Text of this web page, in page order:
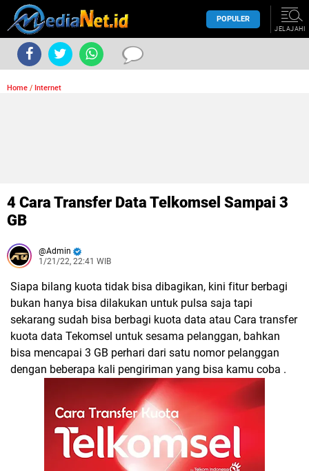
POPULER
JELAJAHI
Home / Internet
4 Cara Transfer Data Telkomsel Sampai 3
GB
Admin
1/21/22, 22:41 WIB
Siapa bilang kuota tidak bisa dibagikan, kini fitur berbagi
bukan hanya bisa dilakukan untuk pulsa saja tapi
sekarang sudah bisa berbagi kuota data atau Cara transfer
kuota data Tekomsel untuk sesama pelanggan, bahkan
bisa mencapai 3 GB perhari dari satu nomor pelanggan
dengan beberapa kali pengiriman yang bisa kamu coba .